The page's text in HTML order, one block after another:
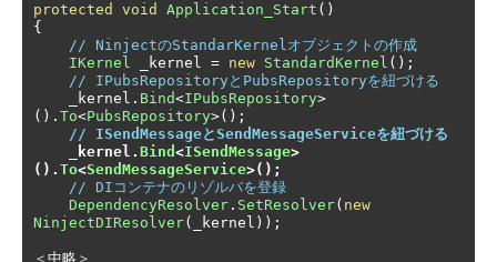
protected void Application_Start ()
{
// NinjectのStandarKernelオブジェクトの作成
IKernel _kernel = new StandardKernel ();
// IPubsRepositoryとPubsRepositoryを紐づける
    _kernel
. Bind<IPubsRepository>
(). To<PubsRepository>();
// ISendMessageとSendMessageServiceを紐づける
_kernel . Bind <ISendMessage>
(). To<SendMessageService>();
// DIコンテナのリゾルバを登録
DependencyResolver . SetResolver( new
NinjectDIResolver( _kernel ));
＜中略＞